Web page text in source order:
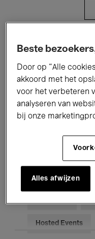
Tentoonstellingen
Performances
Jazz
Elektronische
Voor iedereen
Hosted Events
Beste
Door op “Alle
akkoord met het
voor het verbeteren
analyseren van
bij onze
Alles afwijzen